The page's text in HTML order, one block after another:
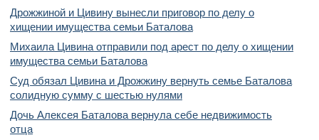
Дрожжиной и Цивину вынесли приговор по делу о
хищении имущества семьи Баталова
Михаила Цивина отправили под арест по делу о хищении
имущества семьи Баталова
Суд обязал Цивина и Дрожжину вернуть семье Баталова
солидную сумму с шестью нулями
Дочь Алексея Баталова вернула себе недвижимость
отца